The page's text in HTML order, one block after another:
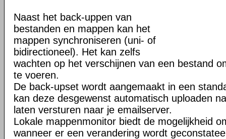
Naast het back-uppen van
bestanden en mappen kan het
mappen synchroniseren (uni- of
bidirectioneel). Het kan zelfs
wachten op het verschijnen van een bestand
te voeren.
De back-upset wordt aangemaakt in een
kan deze desgewenst automatisch uploaden
laten versturen naar je emailserver.
Lokale mappenmonitor biedt de mogelijkheid
wanneer er een verandering wordt